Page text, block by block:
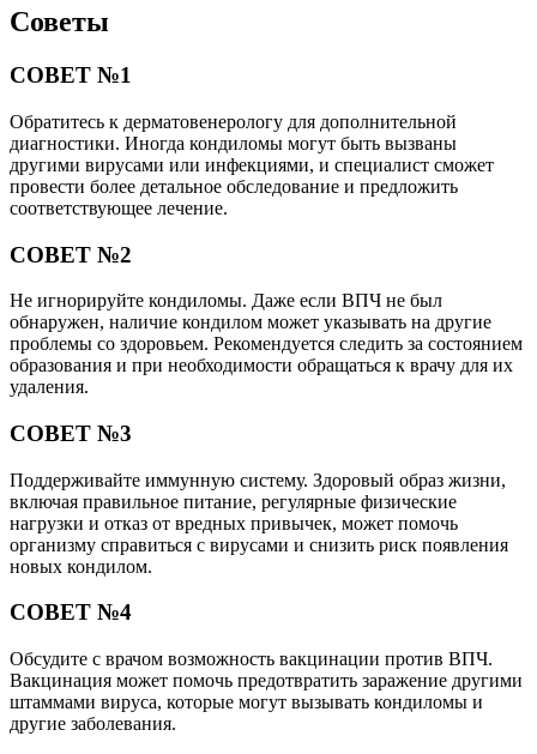
Советы
СОВЕТ №1
Обратитесь к дерматовенерологу для дополнительной
диагностики. Иногда кондиломы могут быть вызваны
другими вирусами или инфекциями, и специалист сможет
провести более детальное обследование и предложить
соответствующее лечение.
СОВЕТ №2
Не игнорируйте кондиломы. Даже если ВПЧ не был
обнаружен, наличие кондилом может указывать на другие
проблемы со здоровьем. Рекомендуется следить за состоянием
образования и при необходимости обращаться к врачу для их
удаления.
СОВЕТ №3
Поддерживайте иммунную систему. Здоровый образ жизни,
включая правильное питание, регулярные физические
нагрузки и отказ от вредных привычек, может помочь
организму справиться с вирусами и снизить риск появления
новых кондилом.
СОВЕТ №4
Обсудите с врачом возможность вакцинации против ВПЧ.
Вакцинация может помочь предотвратить заражение другими
штаммами вируса, которые могут вызывать кондиломы и
другие заболевания.